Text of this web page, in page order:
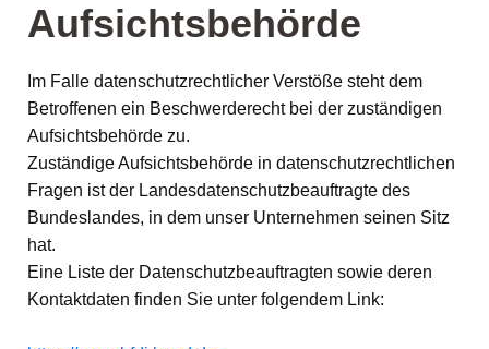
Aufsichtsbehörde
Im Falle datenschutzrechtlicher Verstöße steht dem
Betroffenen ein Beschwerderecht bei der zuständigen
Aufsichtsbehörde zu.
Zuständige Aufsichtsbehörde in datenschutzrechtlichen
Fragen ist der Landesdatenschutzbeauftragte des
Bundeslandes, in dem unser Unternehmen seinen Sitz
hat.
Eine Liste der Datenschutzbeauftragten sowie deren
Kontaktdaten finden Sie unter folgendem Link: